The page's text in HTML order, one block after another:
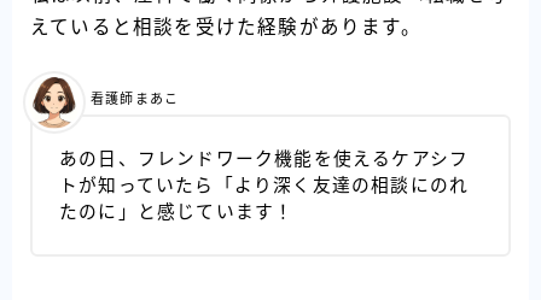
えていると相談を受けた経験があります。
あの日、フレンドワーク機能を使えるケアシフ
トが知っていたら「より深く友達の相談にのれ
たのに」と感じています！
看護師まあこ